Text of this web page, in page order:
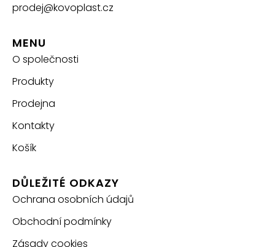
prodej@kovoplast.cz
MENU
O společnosti
Produkty
Prodejna
Kontakty
Košík
DŮLEŽITÉ ODKAZY
Ochrana osobních údajů
Obchodní podmínky
Zásady cookies